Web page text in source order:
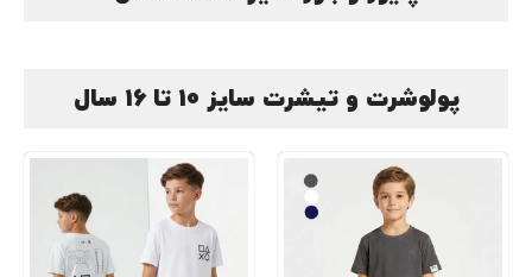
پولوشرت و تیشرت سایز 10 تا 16 سال